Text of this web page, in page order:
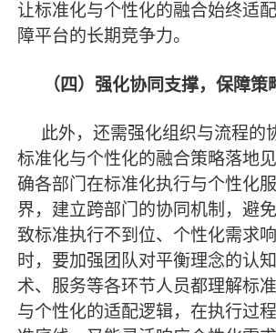
让标准化与个性化的融合始终适
障平台的长期竞争力。
（四）强化协同支撑，保障策
此外，还需强化组织与流程的
标准化与个性化的融合策略落地
确各部门在标准化执行与个性化
界，建立跨部门的协同机制，避
致标准执行不到位、个性化需求
时，要加强团队对平衡理念的认
术、服务等各环节人员都理解标
与个性化的适配逻辑，在执行过